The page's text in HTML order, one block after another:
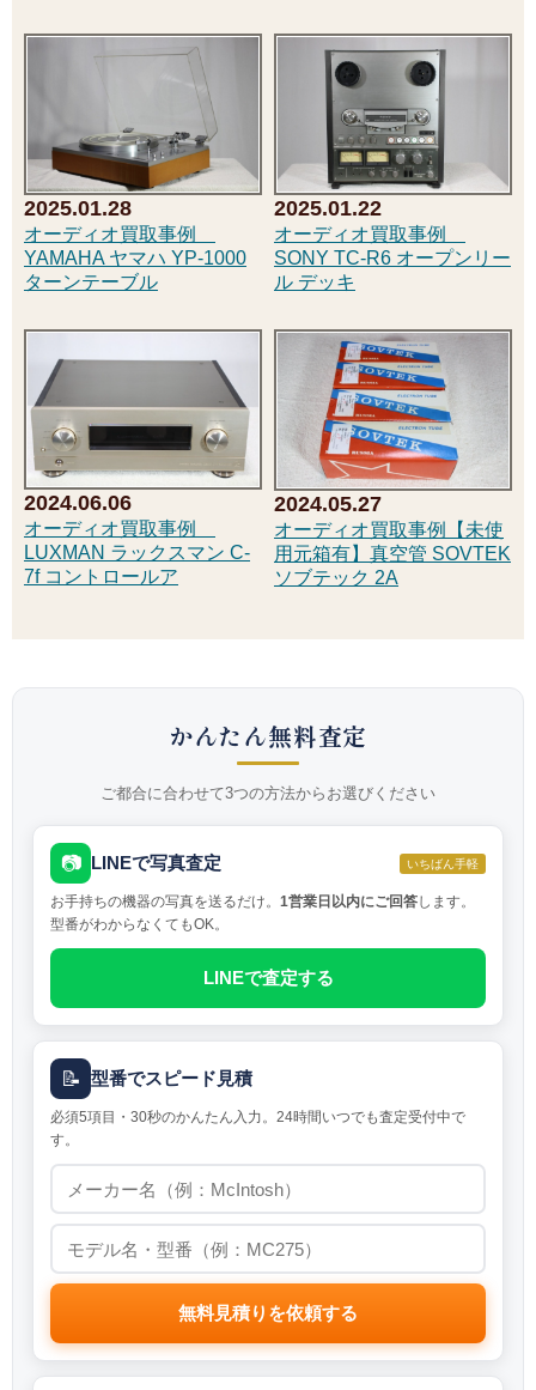
2025.01.28
オーディオ買取事例
YAMAHA ヤマハ YP-1000
ターンテーブル
2025.01.22
オーディオ買取事例
SONY TC-R6 オープンリー
ル デッキ
2024.06.06
オーディオ買取事例
LUXMAN ラックスマン C-
7f コントロールア
2024.05.27
オーディオ買取事例【未使
用元箱有】真空管 SOVTEK
ソブテック 2A
かんたん無料査定
ご都合に合わせて3つの方法からお選びください
📷 LINEで写真査定 いちばん手軽
お手持ちの機器の写真を送るだけ。 1営業日以内にご回答します。
型番がわからなくてもOK。
LINEで査定する
📝 型番でスピード見積
必須5項目・30秒のかんたん入力。24時間いつでも査定受付中で
す。
無料見積りを依頼する